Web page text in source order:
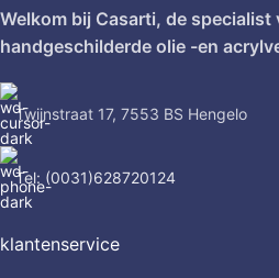
Welkom bij Casarti, de specialist
handgeschilderde olie -en
Twijnstraat 17, 7553 BS Hengelo
Tel: (0031)628720124
klantenservice